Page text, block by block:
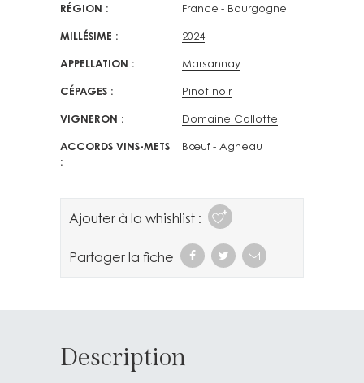
RÉGION France Bourgogne
MILLÉSIME 2024
APPELLATION Marsannay
CÉPAGES Pinot noir
VIGNERON Domaine Collotte
ACCORDS VINS-METS Bœuf Agneau
Ajouter à la whishlist :
Partager la fiche
Description